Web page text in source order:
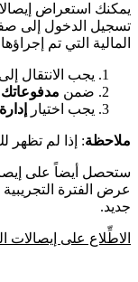
يمكنك استعراض
تسجيل الدخول إلى
المالية التي تم
يجب الانتقال إلى
ضمن مدفوعاتك
يجب اختيار
إدارة
ملاحظة: إذا لم
ستحصل أيضاً على
عرض الفترة التجريبية
جديد.
الاطِّلاع على إيصالات